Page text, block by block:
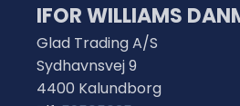
IFOR WILLIAMS
Glad Trading A/S
Sydhavnsvej 9
4400 Kalundborg